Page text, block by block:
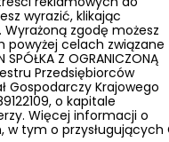
rowerów
wersjami
wymagania
wyrazić, klikając
Wyrażoną zgodę możesz
powyżej celach związane
Z OGRANICZONĄ
Przedsiębiorców
Gospodarczy Krajowego
o kapitale
Więcej informacji o
w tym o przysługujących